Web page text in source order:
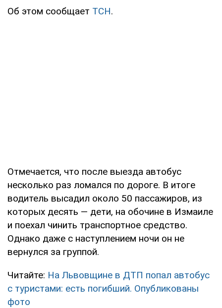
Об этом сообщает ТСН.
Отмечается, что после выезда автобус
несколько раз ломался по дороге. В итоге
водитель высадил около 50 пассажиров, из
которых десять — дети, на обочине в Измаиле
и поехал чинить транспортное средство.
Однако даже с наступлением ночи он не
вернулся за группой.
Читайте: На Львовщине в ДТП попал автобус
с туристами: есть погибший. Опубликованы
фото